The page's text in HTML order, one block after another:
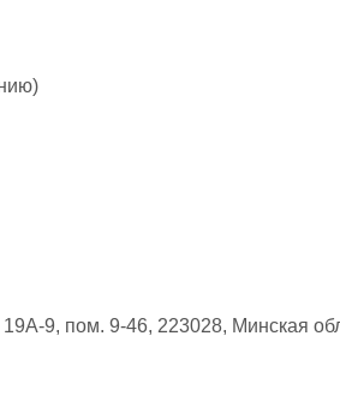
9, пом. 9-46, 223028, Минская